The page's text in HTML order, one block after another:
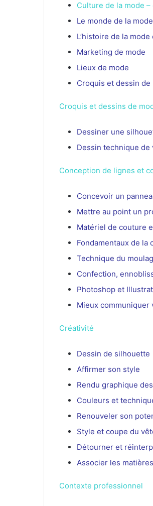
Culture de la mode
Le monde de la
L’histoire de la
Marketing de mode
Lieux de mode
Croquis et dessin de
Croquis et dessins de
Dessiner une
Dessin technique de
Conception de lignes et
Concevoir un
Mettre au point un
Matériel de couture
Fondamentaux de la
Technique du
Confection,
Photoshop et
Mieux communiquer
Créativité
Dessin de silhouette
Affirmer son style
Rendu graphique
Couleurs et
Renouveler son
Style et coupe du
Détourner et
Associer les matières
Contexte professionnel